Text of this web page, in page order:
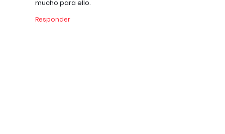
mucho para ello.
Responder